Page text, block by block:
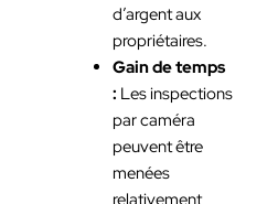
d’argent aux
propriétaires.
Gain de temps
: Les inspections
par caméra
peuvent être
menées
relativement